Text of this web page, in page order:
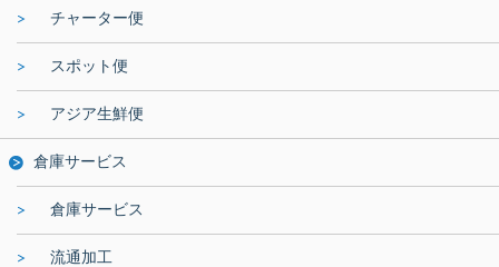
チャーター便
スポット便
アジア生鮮便
倉庫サービス
倉庫サービス
流通加工